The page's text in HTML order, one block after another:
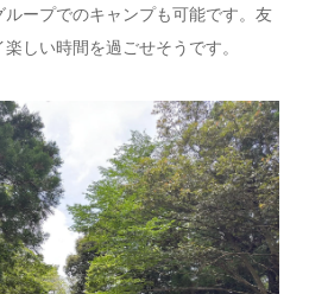
ープでのキャンプも可能です。友
しい時間を過ごせそうです。